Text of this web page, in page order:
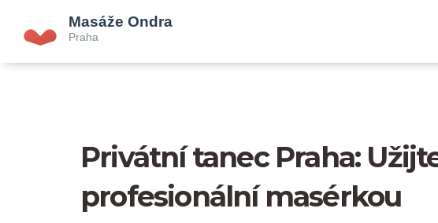
Privátní tanec Praha:
profesionální masérkou